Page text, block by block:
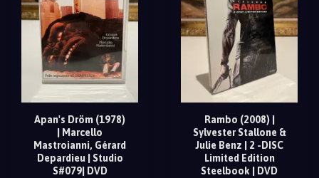
Apan's Dröm (1978)
| Marcello
Mastroianni, Gérard
Depardieu | Studio
S#079| DVD
Rambo (2008) |
Sylvester Stallone &
Julie Benz | 2 -DISC
Limited Edition
Steelbook | DVD